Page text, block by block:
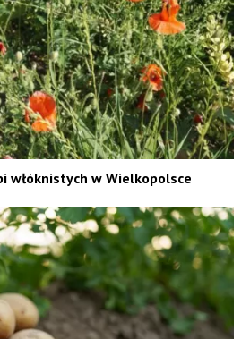
włóknistych w Wielkopolsce